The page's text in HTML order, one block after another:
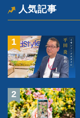
人気記事